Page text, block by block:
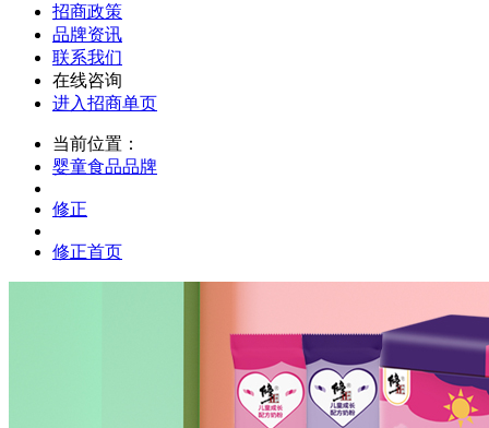
招商政策
品牌资讯
联系我们
在线咨询
进入招商单页
当前位置：
婴童食品品牌
修正
修正首页